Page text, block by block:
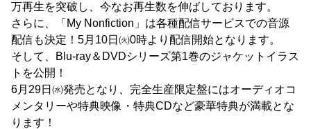
万再生を突破し、今なお再生数を伸ばしております。
さらに、「My Nonfiction」は各種配信サービスでの音源
配信も決定！5月10日㈫0時より配信開始となります。
そして、Blu-ray＆DVDシリーズ第1巻のジャケットイラス
トを公開！
6月29日㈬発売となり、完全生産限定盤にはオーディオコ
メンタリーや特典映像・特典CDなど豪華特典が満載とな
ります！